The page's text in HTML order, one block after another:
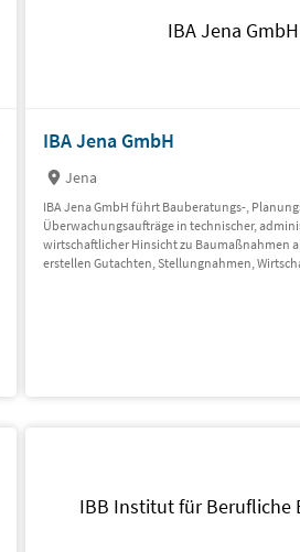
IBA Jena GmbH
IBA Jena GmbH
Jena
IBA Jena GmbH führt Bauberatungs-,
Überwachungsaufträge in technischer,
wirtschaftlicher Hinsicht zu Baumaßnahmen
erstellen Gutachten, Stellungnahmen,
IBB Institut für Berufliche